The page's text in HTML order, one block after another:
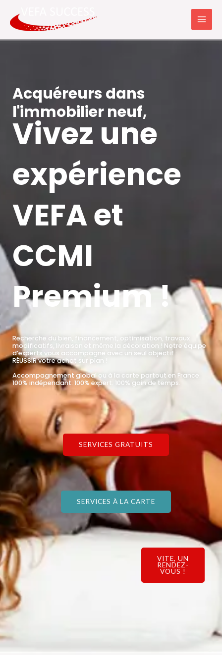
contenu
Acquéreurs dans
l'immobilier neuf,
Vivez une
expérience
VEFA et
CCMI
Premium !
Recherche du bien, financement, optimisation, travaux
modificatifs, livraison et même la décoration ! Notre équipe
d’experts vous accompagne avec un seul objectif :
RÉUSSIR votre achat sur plan !
Accompagnement global ou à la carte partout en France.
100% indépendant. 100% expert. 100% gain de temps.
SERVICES GRATUITS
SERVICES À LA CARTE
VITE, UN
RENDEZ-
VOUS !